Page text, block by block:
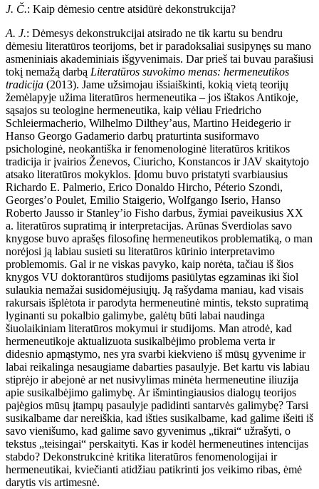
J. Č.: Kaip dėmesio centre atsidūrė dekonstrukcija?
A. J.: Dėmesys dekonstrukcijai atsirado ne tik kartu su bendru
dėmesiu literatūros teorijoms, bet ir paradoksaliai susipynęs su mano
asmeniniais akademiniais išgyvenimais. Dar prieš tai buvau parašiusi
tokį nemažą darbą Literatūros suvokimo menas: hermeneutikos
tradicija (2013). Jame užsimojau išsiaiškinti, kokią vietą teorijų
žemėlapyje užima literatūros hermeneutika – jos ištakos Antikoje,
sąsajos su teologine hermeneutika, kaip vėliau Friedricho
Schleiermacherio, Wilhelmo Dilthey’aus, Martino Heidegerio ir
Hanso Georgo Gadamerio darbų praturtinta susiformavo
psichologinė, neokantiška ir fenomenologinė literatūros kritikos
tradicija ir įvairios Ženevos, Ciuricho, Konstancos ir JAV skaitytojo
atsako literatūros mokyklos. Įdomu buvo pristatyti svarbiausius
Richardo E. Palmerio, Erico Donaldo Hircho, Péterio Szondi,
Georges’o Poulet, Emilio Staigerio, Wolfgango Iserio, Hanso
Roberto Jausso ir Stanley’io Fisho darbus, žymiai paveikusius XX
a. literatūros supratimą ir interpretacijas. Arūnas Sverdiolas savo
knygose buvo aprašęs filosofinę hermeneutikos problematiką, o man
norėjosi ją labiau susieti su literatūros kūrinio interpretavimo
problemomis. Gal ir ne viskas pavyko, kaip norėta, tačiau iš šios
knygos VU doktorantūros studijoms pasiūlytas egzaminas iki šiol
sulaukia nemažai susidomėjusiųjų. Ją rašydama maniau, kad visais
rakursais išplėtota ir parodyta hermeneutinė mintis, teksto supratimą
lyginanti su pokalbio galimybe, galėtų būti labai naudinga
šiuolaikiniam literatūros mokymui ir studijoms. Man atrodė, kad
hermeneutikoje aktualizuota susikalbėjimo problema verta ir
didesnio apmąstymo, nes yra svarbi kiekvieno iš mūsų gyvenime ir
labai reikalinga nesaugiame dabarties pasaulyje. Bet kartu vis labiau
stiprėjo ir abejonė ar net nusivylimas minėta hermeneutine iliuzija
apie susikalbėjimo galimybę. Ar išmintingiausios dialogų teorijos
pajėgios mūsų įtampų pasaulyje padidinti santarvės galimybę? Tarsi
susikalbame dar nereiškia, kad išties susikalbame, kad galime išeiti iš
savo vienišumo, kad galime savo gyvenimus „tikrai“ užrašyti, o
tekstus „teisingai“ perskaityti. Kas ir kodėl hermeneutines intencijas
stabdo? Dekonstrukcinė kritika literatūros fenomenologijai ir
hermeneutikai, kviečianti atidžiau patikrinti jos veikimo ribas, ėmė
darytis vis artimesnė.